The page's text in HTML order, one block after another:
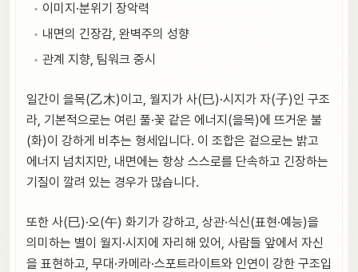
이미지·분위기 장악력
내면의 긴장감, 완벽주의 성향
관계 지향, 팀워크 중시
일간이 을목(乙木)이고, 월지가 사(巳)·시지가 자(子)인 구조
라, 기본적으로는 여린 풀·꽃 같은 에너지(을목)에 뜨거운 불
(화)이 강하게 비추는 형세입니다. 이 조합은 겉으로는 밝고
에너지 넘치지만, 내면에는 항상 스스로를 단속하고 긴장하는
기질이 깔려 있는 경우가 많습니다.
또한 사(巳)·오(午) 화기가 강하고, 상관·식신(표현·예능)을
의미하는 별이 월지·시지에 자리해 있어, 사람들 앞에서 자신
을 표현하고, 무대·카메라·스포트라이트와 인연이 강한 구조입